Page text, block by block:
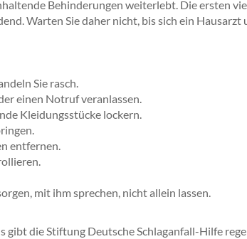
Behinderungen weiterlebt. Die ersten
Warten Sie daher nicht, bis sich ein
Sie rasch.
einen Notruf veranlassen.
Kleidungsstücke lockern.
entfernen.
mit ihm sprechen, nicht allein lassen.
gibt die Stiftung Deutsche Schlaganfall-Hilfe